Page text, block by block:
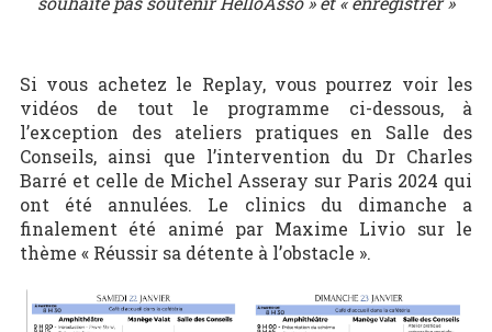
Si vous achetez le Replay, vous pourrez voir les
vidéos de tout le programme ci-dessous, à
l’exception des ateliers pratiques en Salle des
Conseils, ainsi que l’intervention du Dr Charles
Barré et celle de Michel Asseray sur Paris 2024 qui
ont été annulées. Le clinics du dimanche a
finalement été animé par Maxime Livio sur le
thème « Réussir sa détente à l’obstacle ».